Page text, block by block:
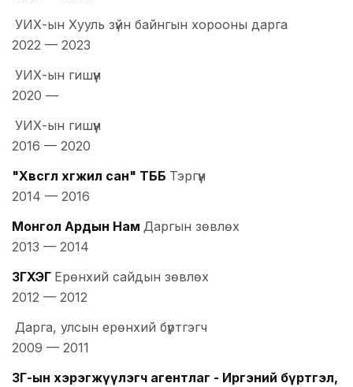
УИХ-ын Хууль зүйн байнгын хорооны дарга
2022 — 2023
УИХ-ын гишүүн
2020 —
УИХ-ын гишүүн
2016 — 2020
"Хөвсгөл хөгжил сан" ТББ Тэргүүн
2014 — 2016
Монгол Ардын Нам Даргын зөвлөх
2013 — 2014
ЗГХЭГ Ерөнхий сайдын зөвлөх
2012 — 2012
Дарга, улсын ерөнхий бүртгэгч
2009 — 2011
ЗГ-ын хэрэгжүүлэгч агентлаг - Иргэний бүртгэл,